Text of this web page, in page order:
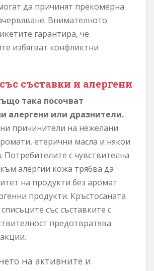
да причинят прекомерна
Внимателното
гарантира, че
избягват конфликтни
съставки и алергени
така посочват
алергени или дразнители.
причинители на нежелани
етерични масла и някои
Потребителите с чувствителна
алергии кожа трябва да
на продукти без аромат
продукти. Кръстосаната
със съставките с
предотвратява
на активните и